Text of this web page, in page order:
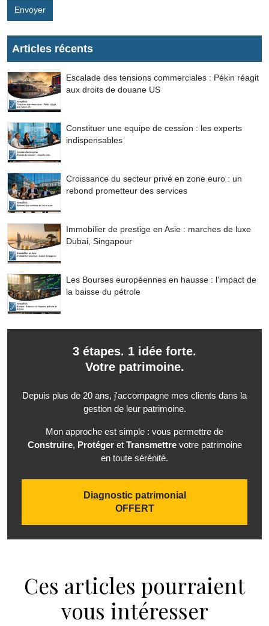
Envoyer
Articles récents
Escalade des tensions commerciales : Pékin réagit
aux droits de douane US
Constituer une equipe de cession : les experts
indispensables
Croissance du secteur privé en zone euro : un
rebond prometteur des services
Immobilier de prestige en Asie : marches de luxe
Dubai, Singapour
Les Bourses européennes en hausse : l’impact de
la baisse du pétrole
3 étapes. 1 idée forte.
Votre patrimoine.
Depuis plus de 20 ans, j'accompagne mes clients dans la
gestion de leur patrimoine.
Mon approche est simple : vous permettre de
Construire, Protégeret Transmettrevotre patrimoine
en toute sérénité.
Diagnostic patrimonial
OFFERT
Ces articles pourraient
vous intéresser